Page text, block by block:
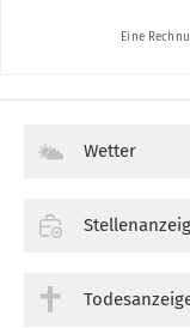
Wetter